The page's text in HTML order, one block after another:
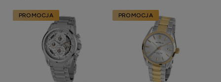
PROMOCJA PROMOCJA